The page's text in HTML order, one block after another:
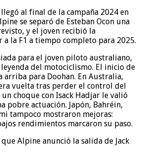
al final de la campaña 2024 en
se separó de Esteban Ocon una
y el joven recibió la
la F1 a tiempo completo para 2025.
para el joven piloto australiano,
del motociclismo. El inicio de
arriba para Doohan. En Australia,
vuelta tras perder el control del
un choque con Isack Hadjar le valió
pobre actuación. Japón, Bahréin,
tampoco mostraron mejoras:
rendimientos marcaron su paso.
Alpine anunció la salida de Jack